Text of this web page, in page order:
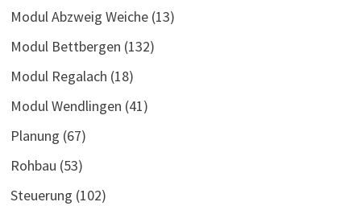
Modul Abzweig Weiche(13)
Modul Bettbergen (132)
Modul Regalach (18)
Modul Wendlingen (41)
Planung (67)
Rohbau (53)
Steuerung (102)